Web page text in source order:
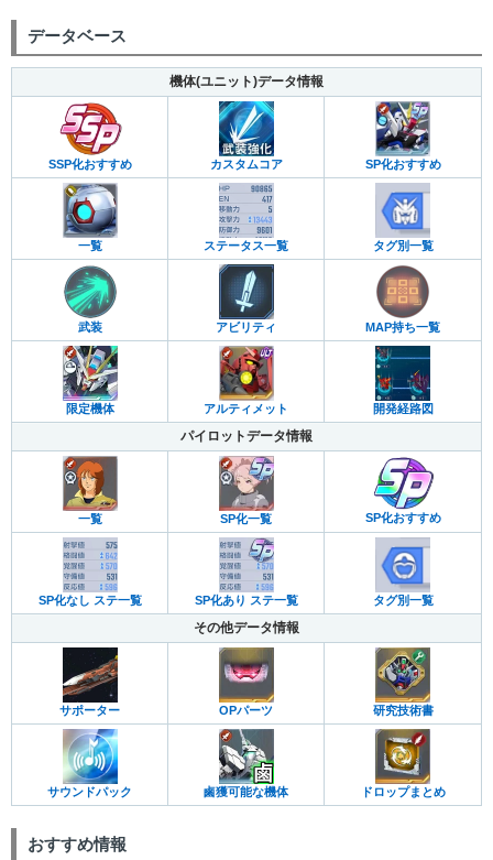
データベース
機体(ユニット)データ情報
SSP化おすすめ カスタムコア SP化おすすめ
一覧 ステータス一覧 タグ別一覧
武装 アビリティ MAP持ち一覧
限定機体 アルティメット 開発経路図
パイロットデータ情報
一覧 SP化一覧 SP化おすすめ
SP化なし ステ一覧 SP化あり ステ一覧 タグ別一覧
その他データ情報
サポーター OPパーツ 研究技術書
サウンドパック 鹵獲可能な機体 ドロップまとめ
おすすめ情報